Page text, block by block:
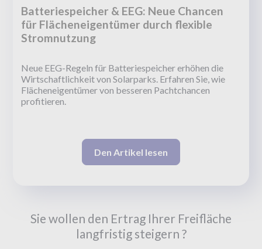
Batteriespeicher & EEG: Neue Chancen
für Flächeneigentümer durch flexible
Stromnutzung
Neue EEG-Regeln für Batteriespeicher erhöhen die
Wirtschaftlichkeit von Solarparks. Erfahren Sie, wie
Flächeneigentümer von besseren Pachtchancen
profitieren.
Den Artikel lesen
Sie wollen den Ertrag Ihrer Freifläche
langfristig steigern ?